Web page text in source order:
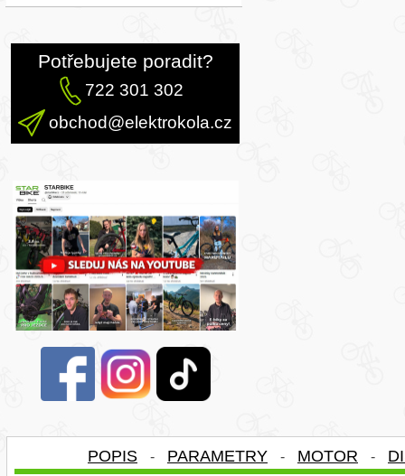
Potřebujete poradit?
722 301 302
obchod@elektrokola.cz
POPIS - PARAMETRY - MOTOR -